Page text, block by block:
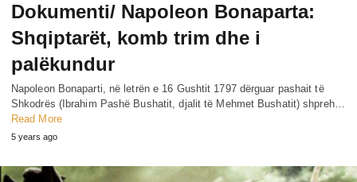
Dokumenti/ Napoleon Bonaparta:
Shqiptarët, komb trim dhe i
palëkundur
Napoleon Bonaparti, në letrën e 16 Gushtit 1797 dërguar pashait të
Shkodrës (Ibrahim Pashë Bushatit, djalit të Mehmet Bushatit) shpreh…
Read More
5 years ago